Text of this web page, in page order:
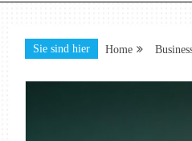
Sie sind hier Home